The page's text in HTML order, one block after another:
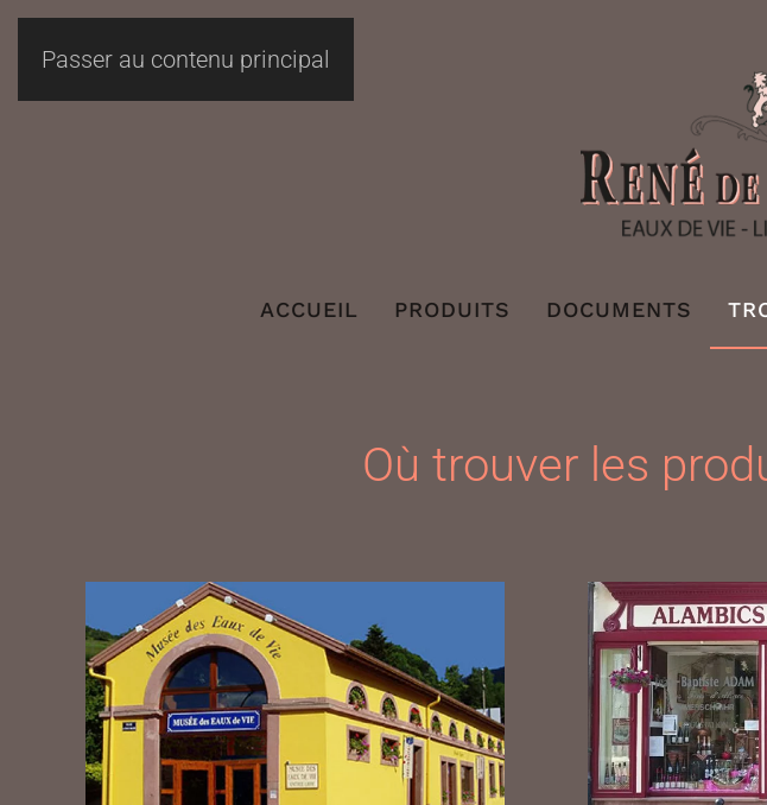
Passer au contenu principal
ACCUEIL PRODUITS DOCUMENTS
Où trouver les